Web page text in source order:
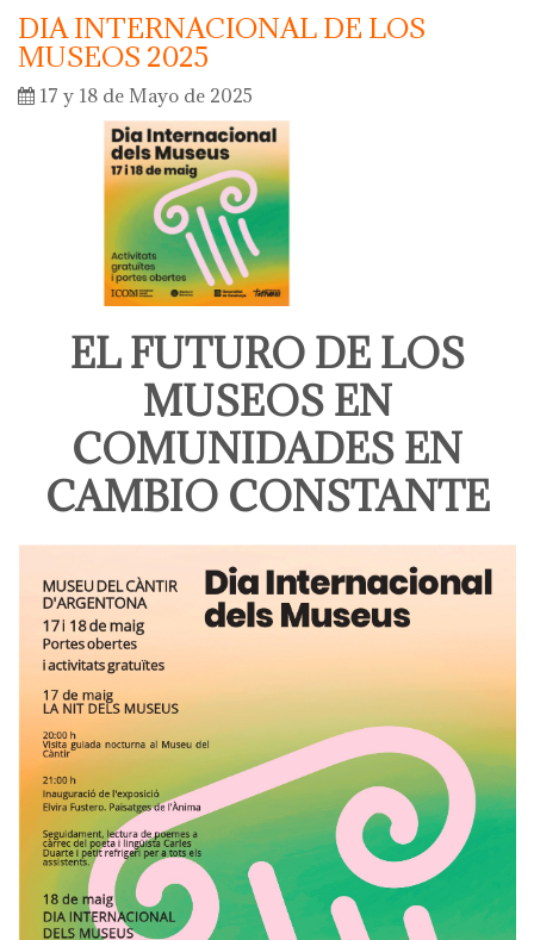
DIA INTERNACIONAL DE LOS
MUSEOS 2025
17 y 18 de Mayo de 2025
EL FUTURO DE LOS
MUSEOS EN
COMUNIDADES EN
CAMBIO CONSTANTE